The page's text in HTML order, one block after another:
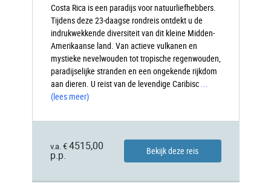
Costa Rica is een paradijs voor natuurliefhebbers.
Tijdens deze 23-daagse rondreis ontdekt u de
indrukwekkende diversiteit van dit kleine Midden-
Amerikaanse land. Van actieve vulkanen en
mystieke nevelwouden tot tropische regenwouden,
paradijselijke stranden en een ongekende rijkdom
aan dieren. U reist van de levendige Caribisc ...
(lees meer)
v.a. € 4515,00
p.p.
Bekijk deze reis